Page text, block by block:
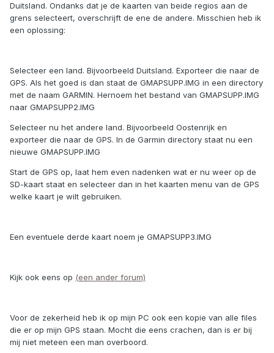
Duitsland. Ondanks dat je de kaarten van beide regios aan de
grens selecteert, overschrijft de ene de andere. Misschien heb ik
een oplossing:
Selecteer een land. Bijvoorbeeld Duitsland. Exporteer die naar de
GPS. Als het goed is dan staat de GMAPSUPP.IMG in een directory
met de naam GARMIN. Hernoem het bestand van GMAPSUPP.IMG
naar GMAPSUPP2.IMG
Selecteer nu het andere land. Bijvoorbeeld Oostenrijk en
exporteer die naar de GPS. In de Garmin directory staat nu een
nieuwe GMAPSUPP.IMG
Start de GPS op, laat hem even nadenken wat er nu weer op de
SD-kaart staat en selecteer dan in het kaarten menu van de GPS
welke kaart je wilt gebruiken.
Een eventuele derde kaart noem je GMAPSUPP3.IMG
Kijk ook eens op (een ander forum)
Voor de zekerheid heb ik op mijn PC ook een kopie van alle files
die er op mijn GPS staan. Mocht die eens crachen, dan is er bij
mij niet meteen een man overboord.